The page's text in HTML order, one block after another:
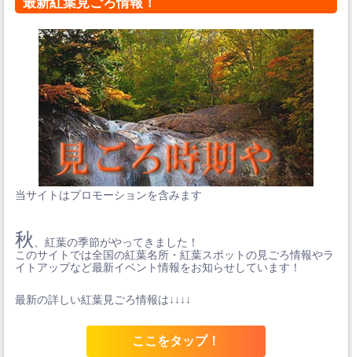
当サイトはプロモーションを含みます
秋
、紅葉の季節がやってきました！
このサイトでは全国の紅葉名所・紅葉スポットの見ごろ情報やラ
イトアップなど最新イベント情報をお知らせしています！
最新の詳しい紅葉見ごろ情報は↓↓↓↓
ここをタップ！